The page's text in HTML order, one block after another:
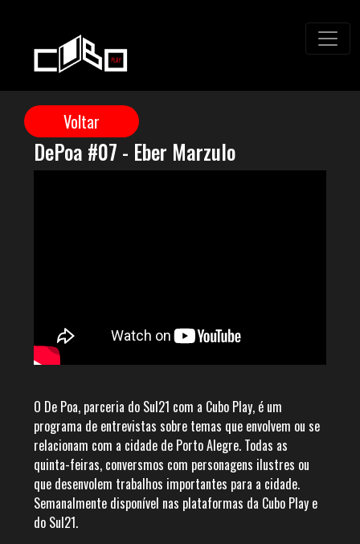
DePoa #07 - Eber Marzulo
O De Poa, parceria do Sul21 com a Cubo Play, é um
programa de entrevistas sobre temas que envolvem ou se
relacionam com a cidade de Porto Alegre. Todas as
quinta-feiras, conversmos com personagens ilustres ou
que desenvolem trabalhos importantes para a cidade.
Semanalmente disponível nas plataformas da Cubo Play e
do Sul21.